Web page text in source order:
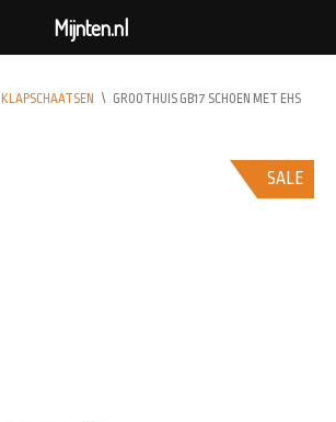
KLAPSCHAATSEN \ GROOTHUIS GB17 SCHOEN MET EHS
SALE
Mijnten.nl